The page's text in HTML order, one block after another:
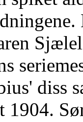
diss
1904.